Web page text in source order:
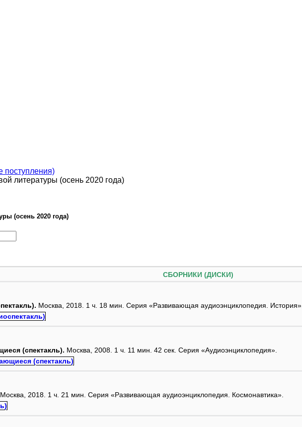
поступления)
литературы (осень 2020 года)
(осень 2020 года)
СБОРНИКИ (ДИСКИ)
Москва, 2018. 1 ч. 18 мин. Серия «Развивающая аудиоэнциклопедия. История».
(спектакль). Москва, 2008. 1 ч. 11 мин. 42 сек. Серия «Аудиоэнциклопедия».
Москва, 2018. 1 ч. 21 мин. Серия «Развивающая аудиоэнциклопедия. Космонавтика».